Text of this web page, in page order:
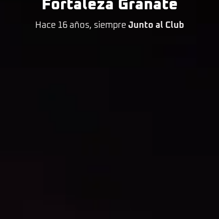
Fortaleza Granate
Hace 16 años, siempre Junto al Club